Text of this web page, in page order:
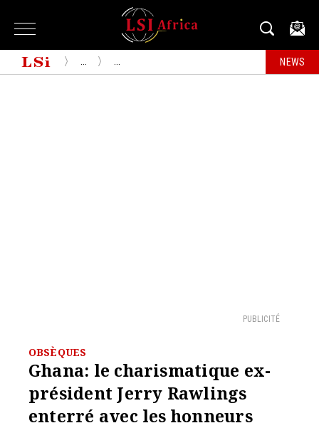
NEWS
PUBLICITÉ
OBSÈQUES
Ghana: le charismatique ex-
président Jerry Rawlings
enterré avec les honneurs